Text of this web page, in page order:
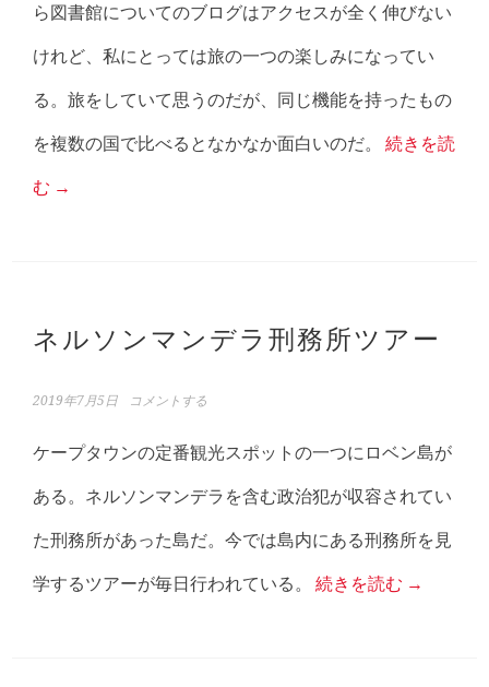
ら図書館についてのブログはアクセスが全く伸びない
けれど、私にとっては旅の一つの楽しみになってい
る。旅をしていて思うのだが、同じ機能を持ったもの
を複数の国で比べるとなかなか面白いのだ。続きを読
む →
ネルソンマンデラ刑務所ツアー
2019年7月5日 コメントする
ケープタウンの定番観光スポットの一つにロベン島が
ある。ネルソンマンデラを含む政治犯が収容されてい
た刑務所があった島だ。今では島内にある刑務所を見
学するツアーが毎日行われている。続きを読む →